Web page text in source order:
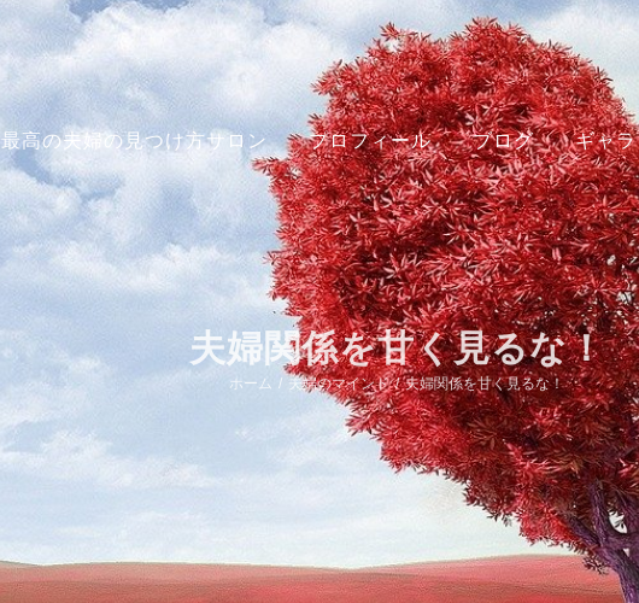
最高の夫婦の見つけ方サロン プロフィール ブログ ギャ
夫婦関係を甘く見るな！
ホーム / 夫婦のマインド / 夫婦関係を甘く見るな！